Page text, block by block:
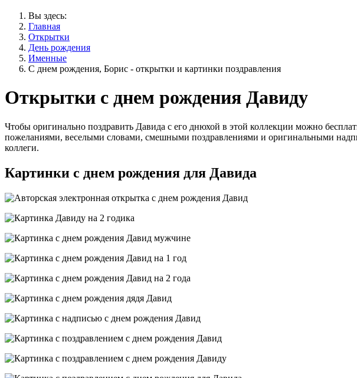
Вы здесь:
Главная
Открытки
День рождения
Именные
С днем рождения, Борис - открытки и картинки поздравления
Открытки с днем рождения Давиду
Чтобы оригинально поздравить Давида с его днюхой в этой коллекции можно
пожеланиями, веселыми словами, смешными поздравлениями и оригинальными
коллеги.
Картинки с днем рождения для Давида